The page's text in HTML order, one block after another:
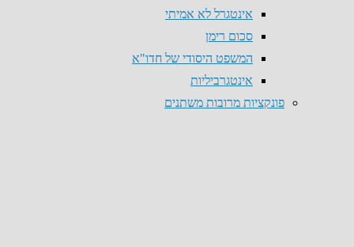
אינטגרל לא אמיתי
סכום רימן
המשפט היסודי של חדו"א
אינטגרביליות
פונקציות מרובות משתנים